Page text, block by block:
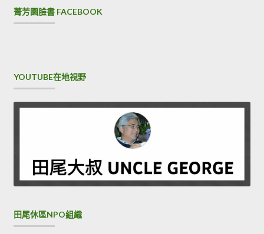
菁芳園臉書 FACEBOOK
YOUTUBE在地視野
田尾休區NPO組織